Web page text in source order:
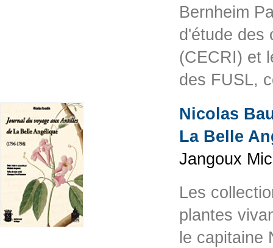
Bernheim
d'étude des
(CECRI) et
des FUSL,
Nicolas
La Belle
Jangoux
Les
plantes
le capitaine